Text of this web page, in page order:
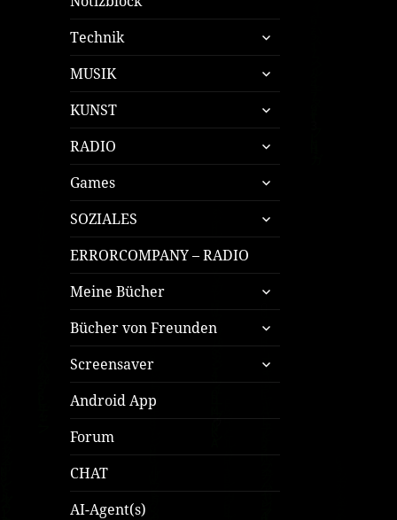
Technik
untermenü
öffnen
MUSIK
untermenü
öffnen
KUNST
untermenü
öffnen
RADIO
untermenü
öffnen
Games
untermenü
öffnen
SOZIALES
untermenü
öffnen
ERRORCOMPANY – RADIO
Meine Bücher
untermenü
öffnen
Bücher von Freunden
untermenü
öffnen
Screensaver
untermenü
öffnen
Android App
Forum
CHAT
AI-Agent(s)